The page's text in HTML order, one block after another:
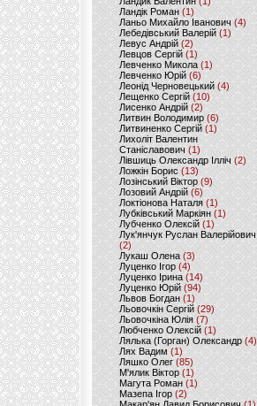
Ландік Роман (1)
Ланьо Михайло Іванович(4)
Лебедівський Валерій(1)
Левус Андрій(2)
Левцов Сергій (1)
Левченко Микола (1)
Левченко Юрій (6)
Леонід Черновецький (4)
Лещенко Сергій (10)
Лисенко Андрій (2)
Литвин Володимир (6)
Литвиненко Сергій (1)
Лихоліт Валентин
Станіславович (1)
Лівшиць Олександр Ілліч (2)
Ложкін Борис(13)
Лозінський Віктор(9)
Лозовий Андрій (6)
Локтіонова Наталя (1)
Лубківський Маркіян(1)
Лубченко Олексій (1)
Лук'янчук Руслан Валерійович
(2)
Лукаш Олена (3)
Луценко Ігор (4)
Луценко Ірина (14)
Луценко Юрій (94)
Львов Богдан (1)
Льовочкін Сергій (29)
Льовочкіна Юлія(7)
Любченко Олексій(1)
Лялька (Горган) Олександр(4)
Лях Вадим (1)
Ляшко Олег (85)
М'ялик Віктор(1)
Магута Роман(1)
Мазепа Ігор (2)